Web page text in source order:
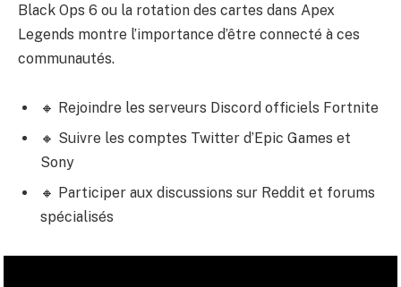
Black Ops 6 ou la rotation des cartes dans Apex
Legends montre l’importance d’être connecté à ces
communautés.
🔸 Rejoindre les serveurs Discord officiels Fortnite
🔸 Suivre les comptes Twitter d’Epic Games et
Sony
🔸 Participer aux discussions sur Reddit et forums
spécialisés